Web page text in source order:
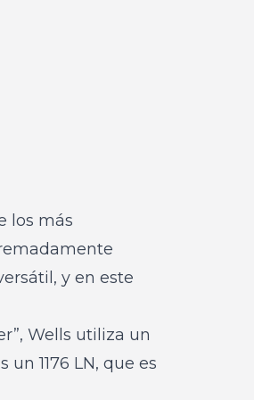
los más
y en este
Wells utiliza un
1176 LN, que es